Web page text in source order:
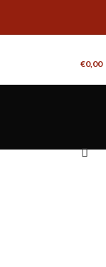
€0,00